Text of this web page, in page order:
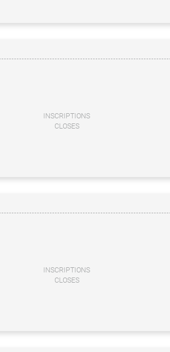
INSCRIPTIONS
CLOSES
INSCRIPTIONS
CLOSES